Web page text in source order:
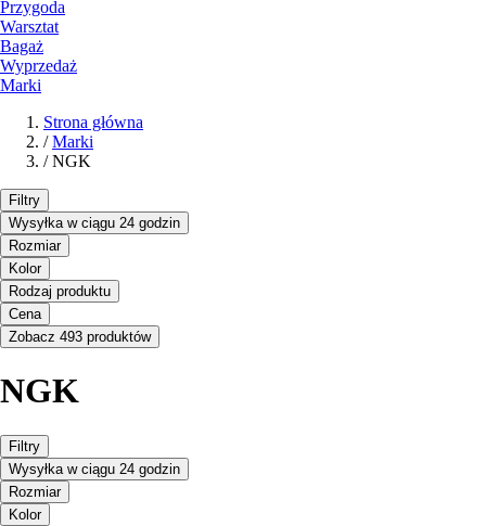
Przygoda
Warsztat
Bagaż
Wyprzedaż
Marki
Strona główna
/ Marki
/ NGK
Filtry
Wysyłka w ciągu 24 godzin
Rozmiar
Kolor
Rodzaj produktu
Cena
Zobacz 493 produktów
NGK
Filtry
Wysyłka w ciągu 24 godzin
Rozmiar
Kolor